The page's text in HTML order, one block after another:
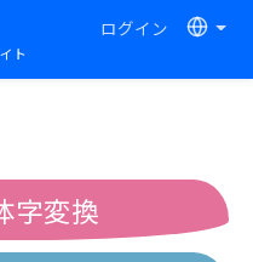
ト
ログイン
字変換